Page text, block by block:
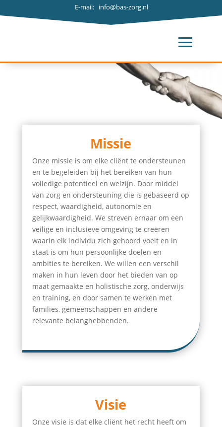
E-mail: info@bas-zorg.nl
Missie
Onze missie is om elke cliënt te ondersteunen
en te begeleiden bij het bereiken van hun
volledige potentieel en welzijn. Door middel
van zorg en ondersteuning die is gebaseerd op
respect, waardigheid, autonomie en
gelijkwaardigheid. We streven ernaar om een
veilige en inclusieve omgeving te creëren
waarin elk individu zich gehoord voelt en in
staat is om hun persoonlijke doelen en
ambities te bereiken. We willen een verschil
maken in hun leven door het bieden van op
maat gemaakte en holistische zorg, onderwijs
en training, en door samen te werken met
families, gemeenschappen en andere
relevante belanghebbenden.
Visie
Onze visie is dat elke cliënt het recht heeft om